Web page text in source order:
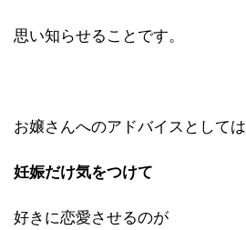
思い知らせることです。
お嬢さんへのアドバイスとしては
妊娠だけ気をつけて
好きに恋愛させるのが